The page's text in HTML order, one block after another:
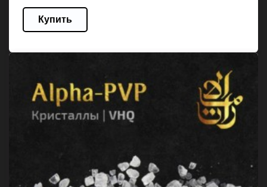
Купить